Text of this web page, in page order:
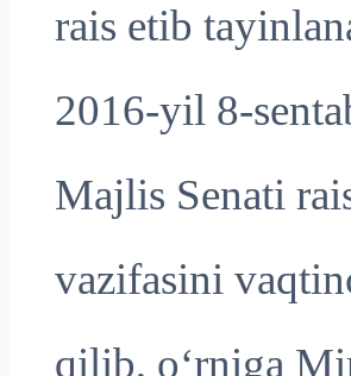
rais etib
2016-yil 8-
Majlis Senati
vazifasini
qilib, o‘rniga